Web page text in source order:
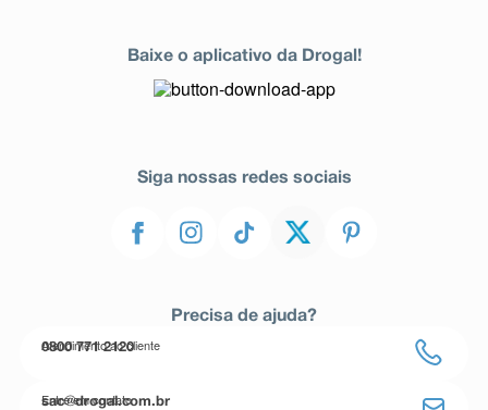
Baixe o aplicativo da Drogal!
Siga nossas redes sociais
Precisa de ajuda?
Atendimento ao cliente
0800 771 2120
Entre em contato
sac@drogal.com.br